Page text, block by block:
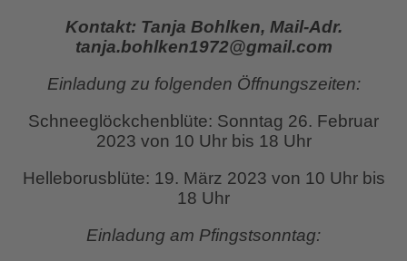
Kontakt: Tanja Bohlken, Mail-Adr.
tanja.bohlken1972@gmail.com
Einladung zu folgenden Öffnungszeiten:
Schneeglöckchenblüte: Sonntag 26. Februar
2023 von 10 Uhr bis 18 Uhr
Helleborusblüte: 19. März 2023 von 10 Uhr bis
18 Uhr
Einladung am Pfingstsonntag: